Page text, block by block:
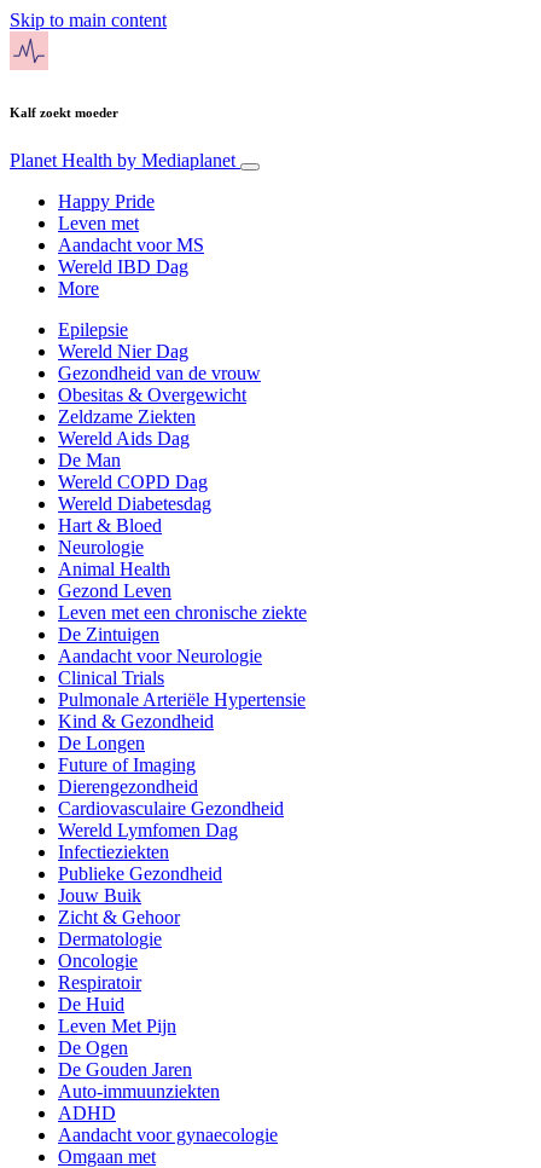
Skip to main content
Kalf zoekt moeder
Planet Health by Mediaplanet
Happy Pride
Leven met
Aandacht voor MS
Wereld IBD Dag
More
Epilepsie
Wereld Nier Dag
Gezondheid van de vrouw
Obesitas & Overgewicht
Zeldzame Ziekten
Wereld Aids Dag
De Man
Wereld COPD Dag
Wereld Diabetesdag
Hart & Bloed
Neurologie
Animal Health
Gezond Leven
Leven met een chronische ziekte
De Zintuigen
Aandacht voor Neurologie
Clinical Trials
Pulmonale Arteriële Hypertensie
Kind & Gezondheid
De Longen
Future of Imaging
Dierengezondheid
Cardiovasculaire Gezondheid
Wereld Lymfomen Dag
Infectieziekten
Publieke Gezondheid
Jouw Buik
Zicht & Gehoor
Dermatologie
Oncologie
Respiratoir
De Huid
Leven Met Pijn
De Ogen
De Gouden Jaren
Auto-immuunziekten
ADHD
Aandacht voor gynaecologie
Omgaan met